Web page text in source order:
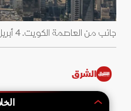
جانب من العاصمة الكويت. 4 أبريل 2026 - x/kuna_ar
الشرق